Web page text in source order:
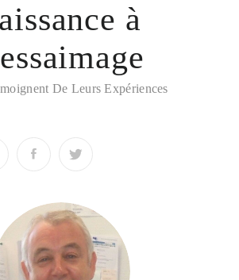
à
De Leurs Expériences